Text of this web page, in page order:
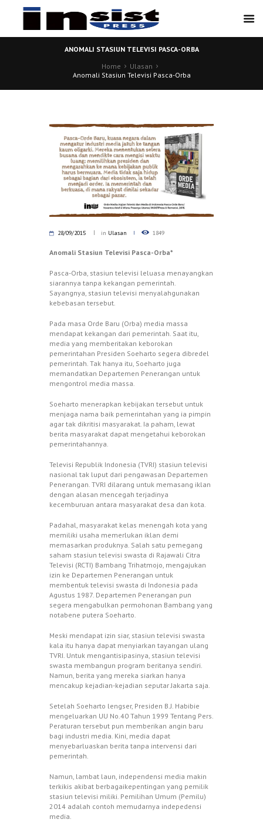
ANOMALI STASIUN TELEVISI PASCA-ORBA
Home
Ulasan
Anomali Stasiun Televisi Pasca-Orba
28/09/2015 in Ulasan 1849
Anomali Stasiun Televisi Pasca-Orba*
Pasca-Orba, stasiun televisi leluasa menayangkan
siarannya tanpa kekangan pemerintah.
Sayangnya, stasiun televisi menyalahgunakan
kebebasan tersebut.
Pada masa Orde Baru (Orba) media massa
mendapat kekangan dari pemerintah. Saat itu,
media yang memberitakan keborokan
pemerintahan Presiden Soeharto segera dibredel
pemerintah. Tak hanya itu, Soeharto juga
memandatkan Departemen Penerangan untuk
mengontrol media massa.
Soeharto menerapkan kebijakan tersebut untuk
menjaga nama baik pemerintahan yang ia pimpin
agar tak dikritisi masyarakat. Ia paham, lewat
berita masyarakat dapat mengetahui keborokan
pemerintahannya.
Televisi Republik Indonesia (TVRI) stasiun televisi
nasional tak luput dari pengawasan Departemen
Penerangan. TVRI dilarang untuk memasang iklan
dengan alasan mencegah terjadinya
kecemburuan antara masyarakat desa dan kota.
Padahal, masyarakat kelas menengah kota yang
memiliki usaha memerlukan iklan demi
memasarkan produknya. Salah satu pemegang
saham stasiun televisi swasta di Rajawali Citra
Televisi (RCTI) Bambang Trihatmojo, mengajukan
izin ke Departemen Penerangan untuk
membentuk televisi swasta di Indonesia pada
Agustus 1987. Departemen Penerangan pun
segera mengabulkan permohonan Bambang yang
notabene putera Soeharto.
Meski mendapat izin siar, stasiun televisi swasta
kala itu hanya dapat menyiarkan tayangan ulang
TVRI. Untuk mengantisipasinya, stasiun televisi
swasta membangun program beritanya sendiri.
Namun, berita yang mereka siarkan hanya
mencakup kejadian-kejadian seputar Jakarta saja.
Setelah Soeharto lengser, Presiden B.J. Habibie
mengeluarkan UU No.40 Tahun 1999 Tentang Pers.
Peraturan tersebut pun memberikan angin baru
bagi industri media. Kini, media dapat
menyebarluaskan berita tanpa intervensi dari
pemerintah.
Namun, lambat laun, independensi media makin
terkikis akibat berbagaikepentingan yang pemilik
stasiun televisi miliki. Pemilihan Umum (Pemilu)
2014 adalah contoh memudarnya indepedensi
media.